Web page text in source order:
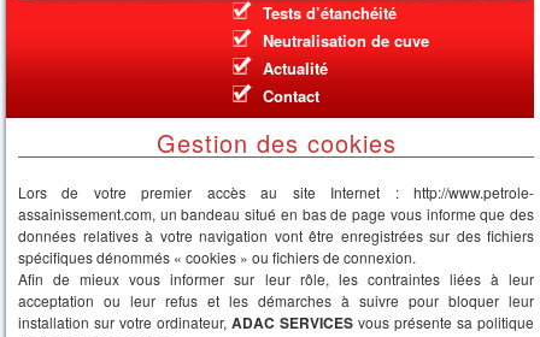
Tests d’étanchéité
Neutralisation de cuve
Actualité
Contact
Gestion des cookies
Lors de votre premier accès au site Internet : http://www.petrole-
assainissement.com, un bandeau situé en bas de page vous informe que des
données relatives à votre navigation vont être enregistrées sur des fichiers
spécifiques dénommés « cookies » ou fichiers de connexion.
Afin de mieux vous informer sur leur rôle, les contraintes liées à leur
acceptation ou leur refus et les démarches à suivre pour bloquer leur
installation sur votre ordinateur, ADAC SERVICES vous présente sa politique